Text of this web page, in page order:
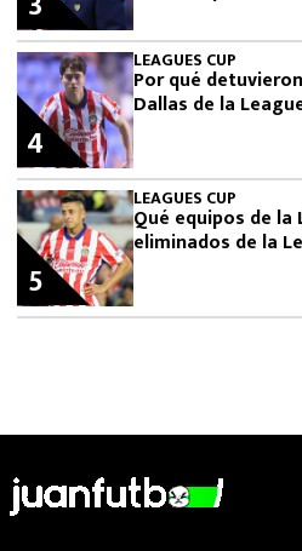
LEAGUES CUP
Por qué
Dallas de la
4
LEAGUES CUP
Qué equipos de la
eliminados de la
5